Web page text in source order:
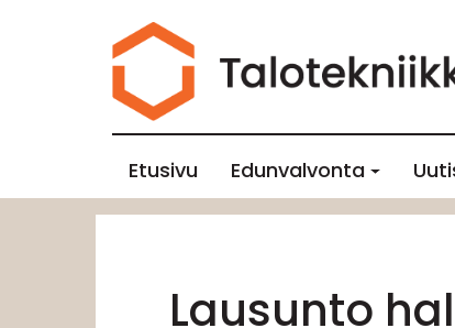
Etusivu Edunvalvonta
Lausunto